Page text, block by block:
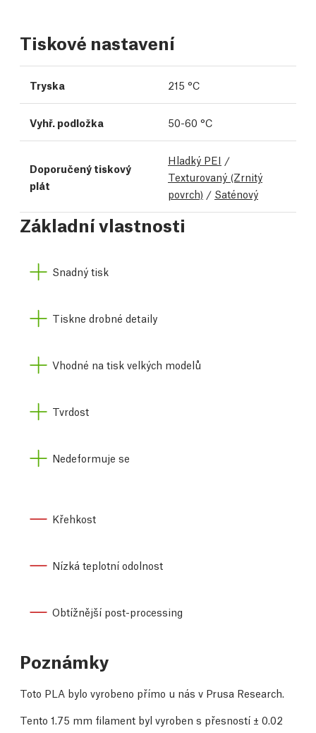
Tiskové nastavení
Tryska 215 °C
Vyhř. podložka 50-60 °C
Doporučený tiskový
plát
Hladký PEI /
Texturovaný (Zrnitý
povrch) / Saténový
Základní vlastnosti
Snadný tisk
Tiskne drobné detaily
Vhodné na tisk velkých modelů
Tvrdost
Nedeformuje se
Křehkost
Nízká teplotní odolnost
Obtížnější post-processing
Poznámky
Toto PLA bylo vyrobeno přímo u nás v Prusa Research.
Tento 1.75 mm filament byl vyroben s přesností ± 0.02